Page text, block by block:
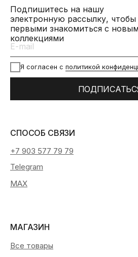
Подпишитесь на нашу
электронную рассылку, чтобы
первыми знакомиться с
коллекциями
Все товары
Я согласен с политикой
+7 903 577 79 79
СПОСОБ СВЯЗИ
Telegram
MAX
МАГАЗИН